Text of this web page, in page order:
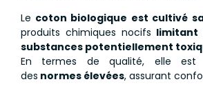
Le coton biologique est cultivé
produits chimiques nocifs limitant
substances potentiellement
En termes de qualité, elle est
des normes élevées, assurant